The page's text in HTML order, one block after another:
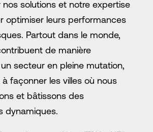
solutions et notre expertise
optimiser leurs performances
Partout dans le monde,
de manière
secteur en pleine mutation,
façonner les villes où nous
et bâtissons des
dynamiques.